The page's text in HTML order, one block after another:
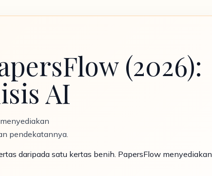
(2026):
AI
pendekatannya.
daripada satu kertas benih. PapersFlow menyediakan